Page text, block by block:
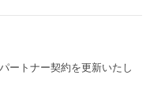
ートナー契約を更新いたし